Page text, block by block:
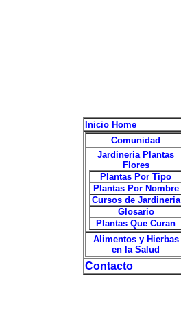
Inicio Home
Comunidad
Jardineria Plantas
Flores
Plantas Por Tipo
Plantas Por Nombre
Cursos de Jardineria
Glosario
Plantas Que Curan
Alimentos y Hierbas
en la Salud
Contacto